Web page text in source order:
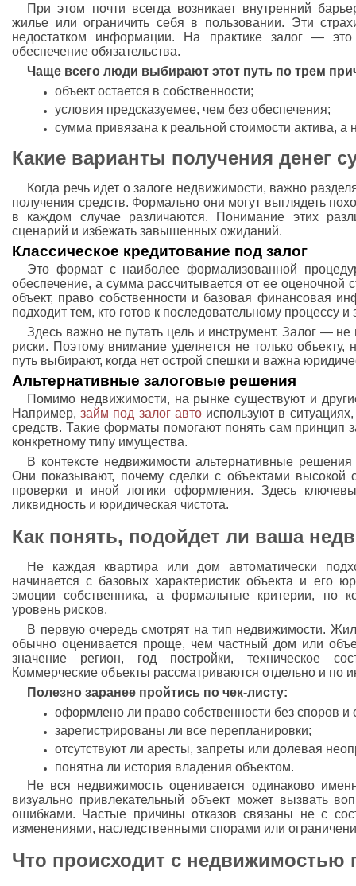
При этом почти всегда возникает внутренний
жилье или ограничить себя в пользовании. Эти
недостатком информации. На практике залог —
обеспечение обязательства.
Чаще всего люди выбирают этот путь по трем
объект остается в собственности;
условия предсказуемее, чем без обеспечения;
сумма привязана к реальной стоимости актива, а
Какие варианты получения денег
Когда речь идет о залоге недвижимости, важно
получения средств. Формально они могут выглядеть
в каждом случае различаются. Понимание этих
сценарий и избежать завышенных ожиданий.
Классическое кредитование под залог
Это формат с наиболее формализованной
обеспечение, а сумма рассчитывается от ее оценочной
объект, право собственности и базовая финансовая
подходит тем, кто готов к последовательному процессу
Здесь важно не путать цель и инструмент. Залог — не
риски. Поэтому внимание уделяется не только
путь выбирают, когда нет острой спешки и важна
Альтернативные залоговые решения
Помимо недвижимости, на рынке существуют и
Например,займ под залог автоиспользуют в
средств. Такие форматы помогают понять сам принцип
конкретному типу имущества.
В контексте недвижимости альтернативные
Они показывают, почему сделки с объектами высокой
проверки и иной логики оформления. Здесь
ликвидность и юридическая чистота.
Как понять, подойдет ли ваша
Не каждая квартира или дом автоматически
начинается с базовых характеристик объекта и его
эмоции собственника, а формальные критерии, по
уровень рисков.
В первую очередь смотрят на тип недвижимости.
обычно оценивается проще, чем частный дом или
значение регион, год постройки, техническое
Коммерческие объекты рассматриваются отдельно и по
Полезно заранее пройтись по чек-листу:
оформлено ли право собственности без споров и
зарегистрированы ли все перепланировки;
отсутствуют ли аресты, запреты или долевая
понятна ли история владения объектом.
Не вся недвижимость оценивается одинаково
визуально привлекательный объект может вызвать
ошибками. Частые причины отказов связаны не с
изменениями, наследственными спорами или
Что происходит с